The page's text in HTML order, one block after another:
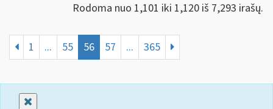
Rodoma nuo 1,101 iki 1,120 iš 7,293 irašų.
1 ... 55 56 57 ... 365